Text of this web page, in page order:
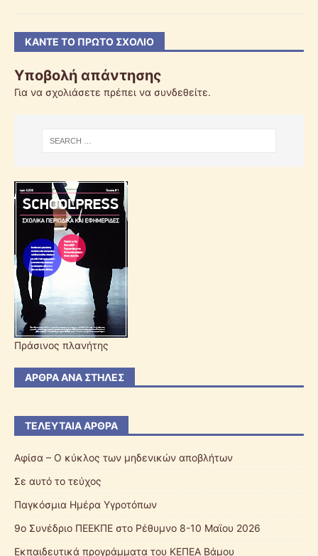
ΚΆΝΤΕ ΤΟ ΠΡΏΤΟ ΣΧΌΛΙΟ
Υποβολή απάντησης
Για να σχολιάσετε πρέπει να συνδεθείτε.
Πράσινος πλανήτης
ΆΡΘΡΑ ΑΝΆ ΣΤΉΛΕΣ
ΤΕΛΕΥΤΑΊΑ ΆΡΘΡΑ
Αφίσα – Ο κύκλος των μηδενικών αποβλήτων
Σε αυτό το τεύχος
Παγκόσμια Ημέρα Υγροτόπων
9ο Συνέδριο ΠΕΕΚΠΕ στο Ρέθυμνο 8-10 Μαϊου 2026
Εκπαιδευτικά προγράμματα του ΚΕΠΕΑ Βάμου